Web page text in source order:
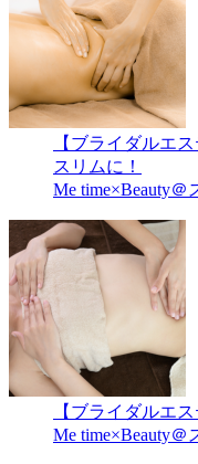
【ブライダルエ
スリムに！
Me time×Beauty＠
【ブライダルエ
Me time×Beauty＠